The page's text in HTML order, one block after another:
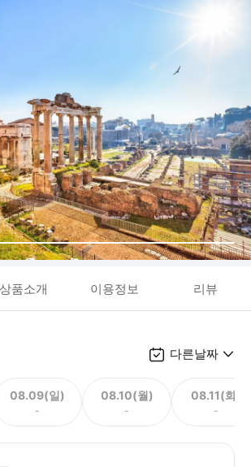
상품소개 이용정보 리뷰
다른날짜
08.09(일)
-
08.10(월)
-
08.11(화)
-